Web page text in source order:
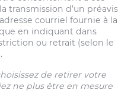
transmission d’un préavis
courriel fournie à la
en indiquant dans
ou retrait (selon le
de retirer votre
ne plus être en mesure